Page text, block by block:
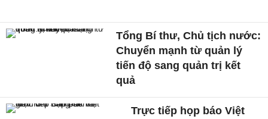
Tổng Bí thư, Chủ tịch nước:
Chuyển mạnh từ quản lý
tiến độ sang quản trị kết
quả
Trực tiếp họp báo Việt